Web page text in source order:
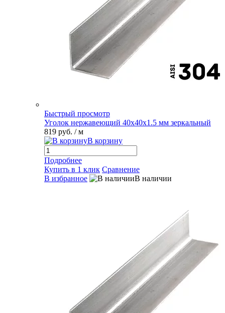
Быстрый просмотр
Уголок нержавеющий 40х40х1.5 мм зеркальный
819 руб. / м
В корзину
Подробнее
Купить в 1 клик Сравнение
В избранное
В наличии